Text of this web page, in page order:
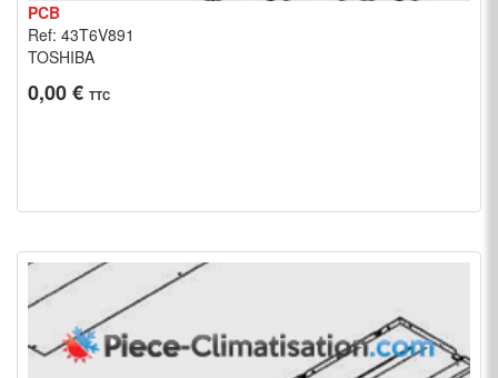
PCB
Ref: 43T6V891
TOSHIBA
0,00 € TTC